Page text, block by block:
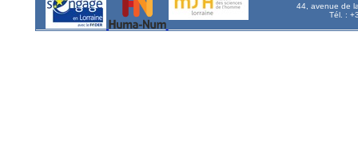
44, avenue de
Tél. :